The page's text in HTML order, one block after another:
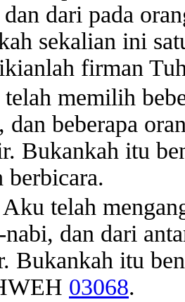
dari pada
sekalian ini
firman
memilih
dan beberapa
Bukankah itu
berbicara.
telah
dan dari
Bukankah itu
03068.